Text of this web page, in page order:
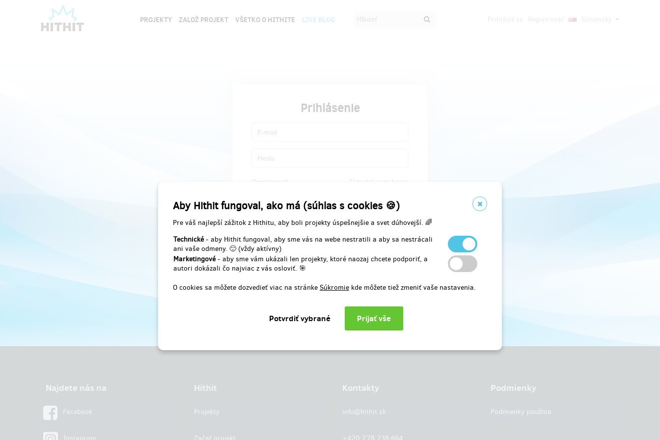
Aby Hithit fungoval, ako má (súhlas s cookies 🍪)
Pre váš najlepší zážitok z Hithitu, aby boli projekty úspešnejšie a svet dúhovejší. 🌈
Technické- aby Hithit fungoval, aby sme vás na webe nestratili a aby sa nestrácali
ani vaše odmeny. 🙂 (vždy aktívny)
Marketingové- aby sme vám ukázali len projekty, ktoré naozaj chcete podporiť, a
autori dokázali čo najviac z vás osloviť. 🎯
O cookies sa môžete dozvedieť viac na stránke Súkromie kde môžete tiež zmeniť vaše nastavenia.
PROJEKTY ZALOŽ PROJEKT VŠETKO O HITHITE LIVE BLOG
Prihlásenie
Registrovať Zabudol som heslo
Najdete nás na
Facebook
Hithit
Projekty
Kontakty
info@hithit.sk
Podmienky
Podmienky použitia